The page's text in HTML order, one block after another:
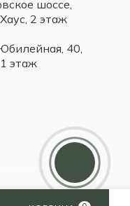
шоссе,
2 этаж
40,
этаж